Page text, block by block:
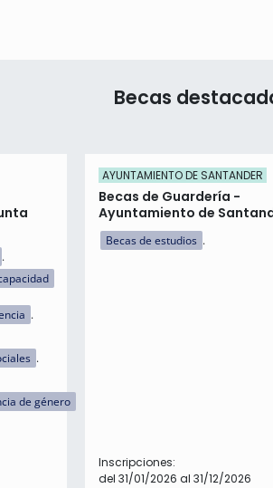
Becas
de género
AYUNTAMIENTO DE SANTANDER
Becas de Guardería -
Ayuntamiento de
Becas de estudios
Inscripciones:
del 31/01/2026 al 31/12/2026